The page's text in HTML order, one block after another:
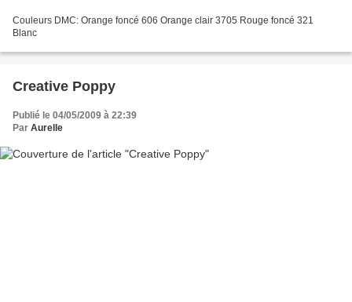
Couleurs DMC: Orange foncé 606 Orange clair 3705 Rouge foncé 321
Blanc
Creative Poppy
Publié le 04/05/2009 à 22:39
Par Aurelle